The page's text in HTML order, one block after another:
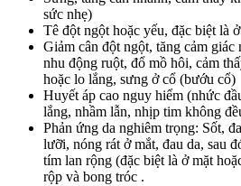
sức nhẹ)
Tê đột ngột hoặc yếu, đặc biệt là
Giảm cân đột ngột, tăng cảm
nhu động ruột, đổ mồ hôi, cảm
hoặc lo lắng, sưng ở cổ (bướu cổ)
Huyết áp cao nguy hiểm (nhức
lắng, nhầm lẫn, nhịp tim không
Phản ứng da nghiêm trọng: Sốt,
lưỡi, nóng rát ở mắt, đau da, sau
tím lan rộng (đặc biệt là ở mặt
rộp và bong tróc .